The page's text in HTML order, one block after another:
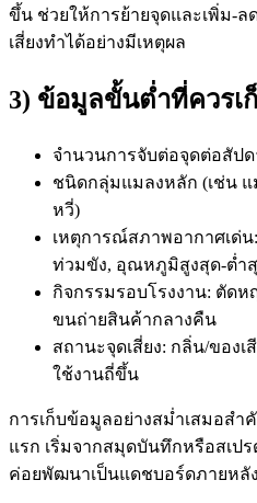
ขึ้น ช่วยให้การย้ายจุดและเพิ่ม-
เสี่ยงทำได้อย่างมีเหตุผล
3) ข้อมูลขั้นต่ำที่ควรเ
จำนวนการจับต่อจุดต่อสัปดา
ชนิดกลุ่มแมลงหลัก (เช่น แ
หวี่)
เหตุการณ์สภาพอากาศเด่
ท่วมขัง, อุณหภูมิสูงสุด-ต่ำ
กิจกรรมรอบโรงงาน: ตัด
ขนถ่ายสินค้ากลางคืน
สถานะจุดเสี่ยง: กลิ่น/ของ
ใช้งานถี่ขึ้น
การเก็บข้อมูลอย่างสม่ำเสมอสำ
แรก เริ่มจากสมุดบันทึกหรือสเป
ค่อยพัฒนาเป็นแดชบอร์ดภายหลัง